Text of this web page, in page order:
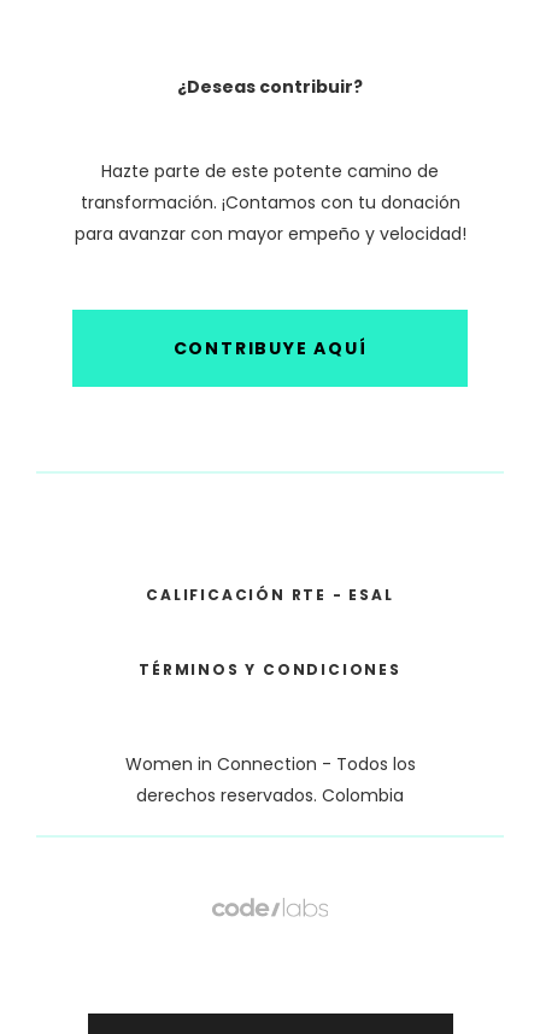
¿Deseas contribuir?
Hazte parte de este potente camino de
transformación. ¡Contamos con tu donación
para avanzar con mayor empeño y velocidad!
CONTRIBUYE AQUÍ
Women in Connection - Todos los
derechos reservados. Colombia
TÉRMINOS Y CONDICIONES
CALIFICACIÓN RTE - ESAL